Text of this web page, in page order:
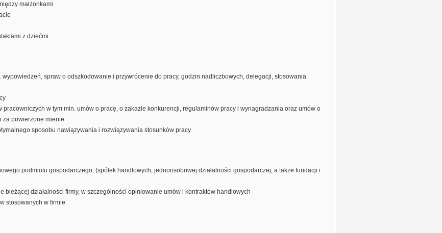
małżonkami
z dziećmi
wypowiedzeń, spraw o odszkodowanie i przywrócenie do pracy, godzin nadliczbowych, delegacji, stosowania
w tym min. umów o pracę, o zakazie konkurencji, regulaminów pracy i wynagradzania oraz umów o
powierzone mienie
sposobu nawiązywania i rozwiązywania stosunków pracy
podmiotu gospodarczego, (spółek handlowych, jednoosobowej działalności gospodarczej, a także fundacji i
bieżącej działalności firmy, w szczególności opiniowanie umów i kontraktów handlowych
stosowanych w firmie